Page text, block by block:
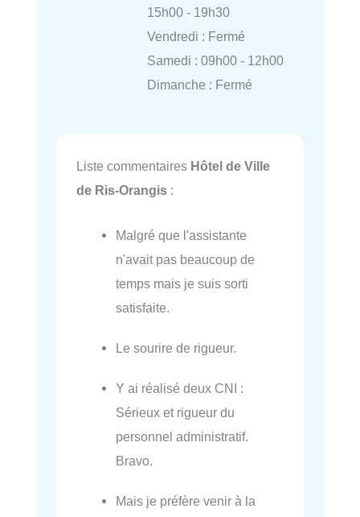
15h00 - 19h30
Vendredi : Fermé
Samedi : 09h00 - 12h00
Dimanche : Fermé
Liste commentaires Hôtel de Ville
de Ris-Orangis :
Malgré que l'assistante
n'avait pas beaucoup de
temps mais je suis sorti
satisfaite.
Le sourire de rigueur.
Y ai réalisé deux CNI :
Sérieux et rigueur du
personnel administratif.
Bravo.
Mais je préfère venir à la